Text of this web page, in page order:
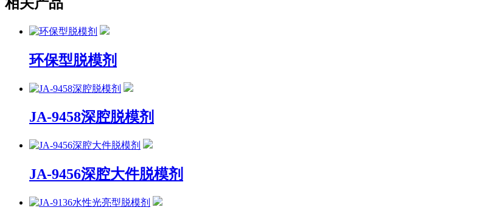
环保型脱模剂
JA-9458深腔脱模剂
JA-9456深腔大件脱模剂